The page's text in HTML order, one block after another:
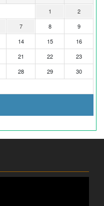
1
2
7 8
9
14 15
16
21 22
23
28 29
30